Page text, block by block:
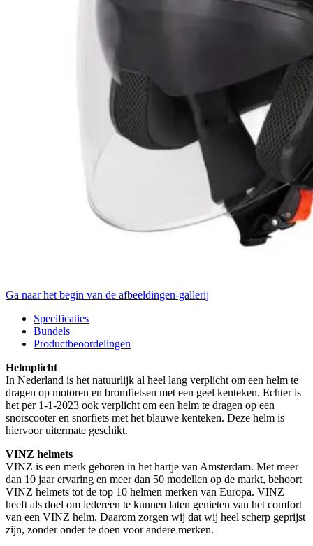
Ga naar het begin van de afbeeldingen-gallerij
Specificaties
Bundels
Productbeoordelingen
Helmplicht
In Nederland is het natuurlijk al heel lang verplicht om een helm te
dragen op motoren en bromfietsen met een geel kenteken. Echter is
het per 1-1-2023 ook verplicht om een helm te dragen op een
snorscooter en snorfiets met het blauwe kenteken. Deze helm is
hiervoor uitermate geschikt.
VINZ helmets
VINZ is een merk geboren in het hartje van Amsterdam. Met meer
dan 10 jaar ervaring en meer dan 50 modellen op de markt, behoort
VINZ helmets tot de top 10 helmen merken van Europa. VINZ
heeft als doel om iedereen te kunnen laten genieten van het comfort
van een VINZ helm. Daarom zorgen wij dat wij heel scherp geprijst
zijn, zonder onder te doen voor andere merken.